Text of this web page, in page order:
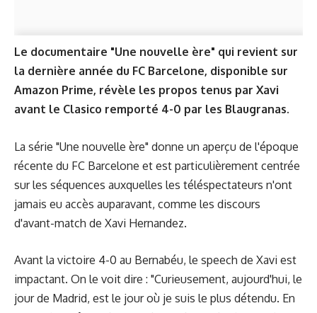
Le documentaire "Une nouvelle ère" qui revient sur
la dernière année du FC Barcelone, disponible sur
Amazon Prime, révèle les propos tenus par Xavi
avant le Clasico remporté 4-0 par les Blaugranas.
La série "Une nouvelle ère" donne un aperçu de l'époque
récente du FC Barcelone et est particulièrement centrée
sur les séquences auxquelles les téléspectateurs n'ont
jamais eu accès auparavant, comme les discours
d'avant-match de Xavi Hernandez.
Avant la victoire 4-0 au Bernabéu, le speech de Xavi est
impactant. On le voit dire : "Curieusement, aujourd'hui, le
jour de Madrid, est le jour où je suis le plus détendu. En